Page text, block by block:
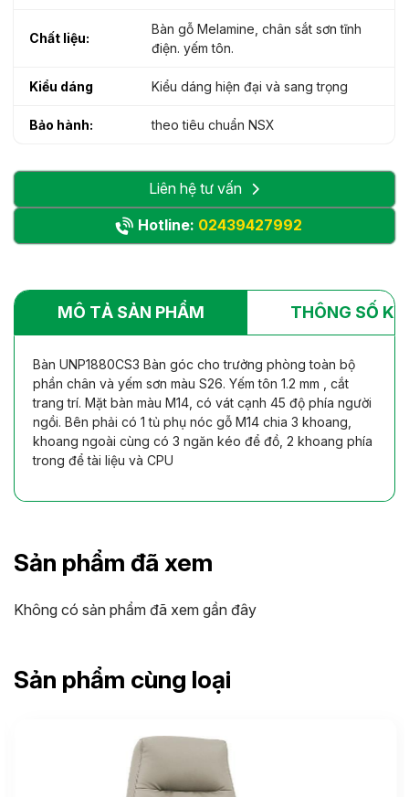
Chất liệu:
Bàn gỗ Melamine, chân sắt sơn tĩnh
điện. yếm tôn.
Kiểu dáng Kiểu dáng hiện đại và sang trọng
Bảo hành: theo tiêu chuẩn NSX
Liên hệ tư vấn
Hotline: 02439427992
MÔ TẢ SẢN PHẨM THÔNG SỐ
Bàn UNP1880CS3 Bàn góc cho trưởng phòng toàn bộ
phần chân và yếm sơn màu S26. Yếm tôn 1.2 mm , cắt
trang trí. Mặt bàn màu M14, có vát cạnh 45 độ phía người
ngồi. Bên phải có 1 tủ phụ nóc gỗ M14 chia 3 khoang,
khoang ngoài cùng có 3 ngăn kéo để đồ, 2 khoang phía
trong để tài liệu và CPU
Sản phẩm đã xem
Không có sản phẩm đã xem gần đây
Sản phẩm cùng loại